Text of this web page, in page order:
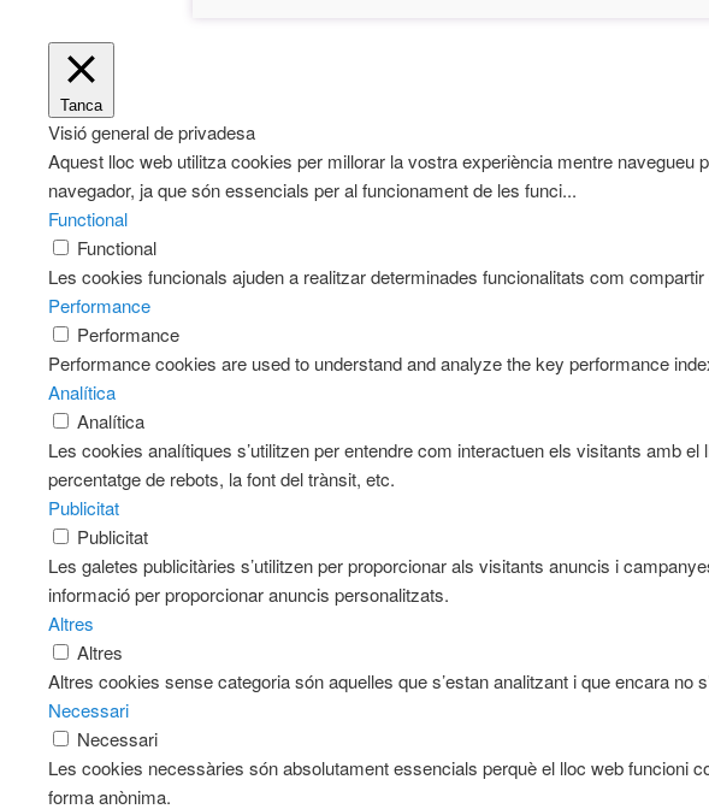
Tanca
Visió general de privadesa
Aquest lloc web utilitza cookies per millorar la vostra experiència mentre
navegador, ja que són essencials per al funcionament de les funci...
Functional
Functional
Les cookies funcionals ajuden a realitzar determinades funcionalitats com
Performance
Performance
Performance cookies are used to understand and analyze the key performance
Analítica
Analítica
Les cookies analítiques s’utilitzen per entendre com interactuen els visitants amb
percentatge de rebots, la font del trànsit, etc.
Publicitat
Publicitat
Les galetes publicitàries s’utilitzen per proporcionar als visitants anuncis i
informació per proporcionar anuncis personalitzats.
Altres
Altres
Altres cookies sense categoria són aquelles que s’estan analitzant i que encara no
Necessari
Necessari
Les cookies necessàries són absolutament essencials perquè el lloc web funcioni
forma anònima.